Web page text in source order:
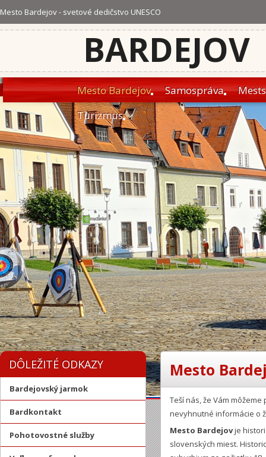
Mesto Bardejov - svetové dedičstvo UNESCO
BARDEJOV
Mesto Bardejov Samospráva
Turizmus
DÔLEŽITÉ ODKAZY
Bardejovský jarmok
Bardkontakt
Pohotovostné služby
Mesto
Teší nás, že Vám
nevyhnutné informácie o
Mesto Bardejovje
slovenských miest.